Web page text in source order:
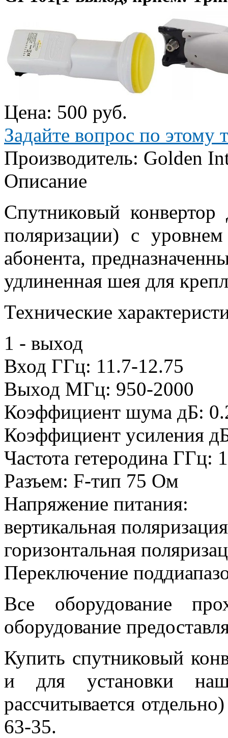
Цена: 500 руб.
Задайте вопрос по этому
Производитель: Golden
Описание
Спутниковый
поляризации) с
абонента,
удлиненная шея для
Технические
1 - выход
Вход ГГц: 11.7-12.75
Выход МГц: 950-2000
Коэффициент шума дБ:
Коэффициент усиления
Частота гетеродина ГГц:
Разъем: F-тип 75 Ом
Напряжение питания:
вертикальная
горизонтальная
Переключение
Все оборудование
оборудование
Купить спутниковый
и для установки
рассчитывается
63-35.